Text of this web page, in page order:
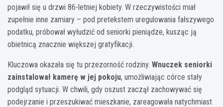
pojawił się u drzwi 86-letniej kobiety. W rzeczywistości miał
zupełnie inne zamiary – pod pretekstem uregulowania fałszywego
podatku, próbował wyłudzić od seniorki pieniądze, kusząc ją
obietnicą znacznie większej gratyfikacji.
Kluczowa okazała się tu przezorność rodziny. Wnuczek seniorki
zainstalował kamerę w jej pokoju, umożliwiając córce stały
podgląd sytuacji. W chwili, gdy oszust zaczął zachowywać się
podejrzanie i przeszukiwać mieszkanie, zareagowała natychmiast